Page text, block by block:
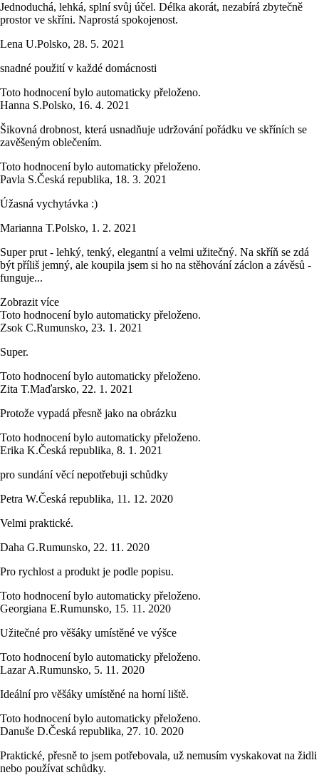
Jednoduchá, lehká, splní svůj účel. Délka akorát, nezabírá zbytečně
prostor ve skříni. Naprostá spokojenost.
Lena U.Polsko, 28. 5. 2021
snadné použití v každé domácnosti
Toto hodnocení bylo automaticky přeloženo.
Hanna S.Polsko, 16. 4. 2021
Šikovná drobnost, která usnadňuje udržování pořádku ve skříních se
zavěšeným oblečením.
Toto hodnocení bylo automaticky přeloženo.
Pavla S.Česká republika, 18. 3. 2021
Úžasná vychytávka :)
Marianna T.Polsko, 1. 2. 2021
Super prut - lehký, tenký, elegantní a velmi užitečný. Na skříň se zdá
být příliš jemný, ale koupila jsem si ho na stěhování záclon a závěsů -
funguje...
Zobrazit více
Toto hodnocení bylo automaticky přeloženo.
Zsok C.Rumunsko, 23. 1. 2021
Super.
Toto hodnocení bylo automaticky přeloženo.
Zita T.Maďarsko, 22. 1. 2021
Protože vypadá přesně jako na obrázku
Toto hodnocení bylo automaticky přeloženo.
Erika K.Česká republika, 8. 1. 2021
pro sundání věcí nepotřebuji schůdky
Petra W.Česká republika, 11. 12. 2020
Velmi praktické.
Daha G.Rumunsko, 22. 11. 2020
Pro rychlost a produkt je podle popisu.
Toto hodnocení bylo automaticky přeloženo.
Georgiana E.Rumunsko, 15. 11. 2020
Užitečné pro věšáky umístěné ve výšce
Toto hodnocení bylo automaticky přeloženo.
Lazar A.Rumunsko, 5. 11. 2020
Ideální pro věšáky umístěné na horní liště.
Toto hodnocení bylo automaticky přeloženo.
Danuše D.Česká republika, 27. 10. 2020
Praktické, přesně to jsem potřebovala, už nemusím vyskakovat na židli
nebo používat schůdky.